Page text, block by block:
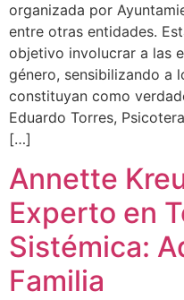
organizada por
entre otras entidades.
objetivo involucrar a las
género, sensibilizando a
constituyan como
Eduardo Torres,
[…]
Annette
Experto en
Sistémica:
Familia